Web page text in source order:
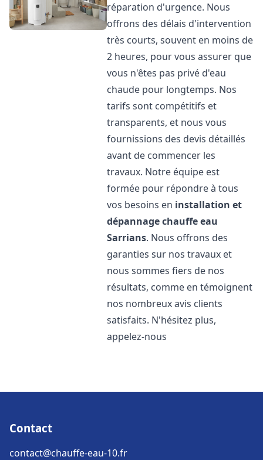
réparation d'urgence. Nous
offrons des délais d'intervention
très courts, souvent en moins de
2 heures, pour vous assurer que
vous n'êtes pas privé d'eau
chaude pour longtemps. Nos
tarifs sont compétitifs et
transparents, et nous vous
fournissions des devis détaillés
avant de commencer les
travaux. Notre équipe est
formée pour répondre à tous
vos besoins en installation et
dépannage chauffe eau
Sarrians. Nous offrons des
garanties sur nos travaux et
nous sommes fiers de nos
résultats, comme en témoignent
nos nombreux avis clients
satisfaits. N'hésitez plus,
appelez-nous
Contact
contact@chauffe-eau-10.fr